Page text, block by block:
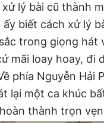
lý bài cũ thành
ấy biết cách xử lý
trong giọng hát
mãi loay hoay, đi
phía Nguyễn Hải
lại một ca khúc
thành trọn